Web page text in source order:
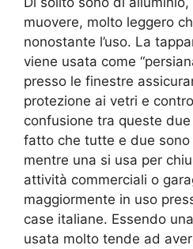
muovere, molto leggero
nonostante l’uso. La
viene usata come
presso le finestre
protezione ai vetri e
confusione tra queste
fatto che tutte e due sono
mentre una si usa per
attività commerciali o
maggiormente in uso
case italiane. Essendo
usata molto tende ad